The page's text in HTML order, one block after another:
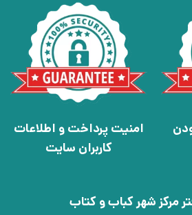
امنیت پرداخت و اطلاعات
کاربران سایت
مرکز شهر کباب و کتاب